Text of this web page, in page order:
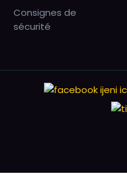
Consignes de
sécurité